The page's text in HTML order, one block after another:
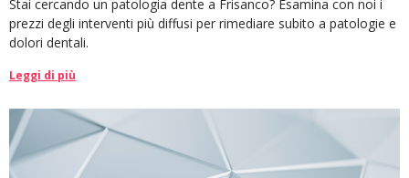
Stai cercando un patologia dente a Frisanco? Esamina con noi i
prezzi degli interventi più diffusi per rimediare subito a patologie e
dolori dentali.
Leggi di più